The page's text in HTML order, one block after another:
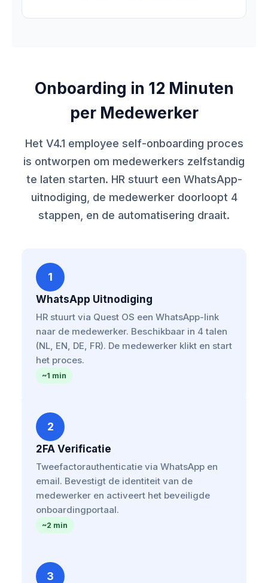
Onboarding in 12 Minuten
per Medewerker
Het V4.1 employee self-onboarding proces
is ontworpen om medewerkers zelfstandig
te laten starten. HR stuurt een WhatsApp-
uitnodiging, de medewerker doorloopt 4
stappen, en de automatisering draait.
1
WhatsApp Uitnodiging
HR stuurt via Quest OS een WhatsApp-link
naar de medewerker. Beschikbaar in 4 talen
(NL, EN, DE, FR). De medewerker klikt en start
het proces.
~1 min
2
2FA Verificatie
Tweefactorauthenticatie via WhatsApp en
email. Bevestigt de identiteit van de
medewerker en activeert het beveiligde
onboardingportaal.
~2 min
3